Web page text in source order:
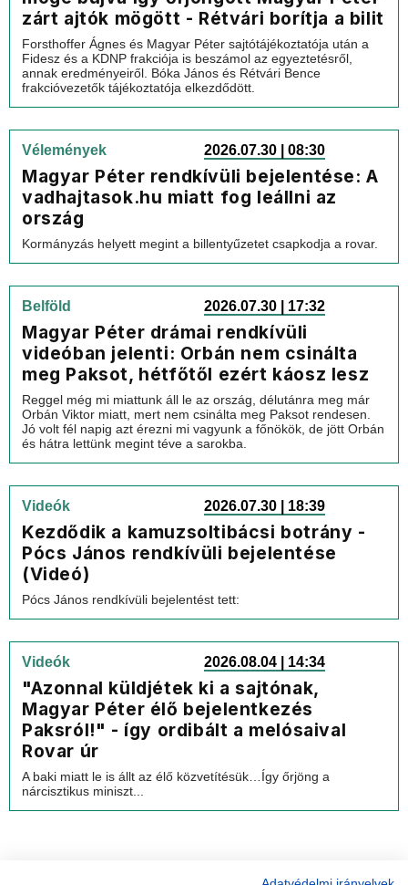
zárt ajtók mögött - Rétvári borítja a bilit
Forsthoffer Ágnes és Magyar Péter sajtótájékoztatója után a
Fidesz és a KDNP frakciója is beszámol az egyeztetésről,
annak eredményeiről. Bóka János és Rétvári Bence
frakcióvezetők tájékoztatója elkezdődött.
Vélemények 2026.07.30 | 08:30
Magyar Péter rendkívüli bejelentése: A
vadhajtasok.hu miatt fog leállni az
ország
Kormányzás helyett megint a billentyűzetet csapkodja a rovar.
Belföld 2026.07.30 | 17:32
Magyar Péter drámai rendkívüli
videóban jelenti: Orbán nem csinálta
meg Paksot, hétfőtől ezért káosz lesz
Reggel még mi miattunk áll le az ország, délutánra meg már
Orbán Viktor miatt, mert nem csinálta meg Paksot rendesen.
Jó volt fél napig azt érezni mi vagyunk a főnökök, de jött Orbán
és hátra lettünk megint téve a sarokba.
Videók 2026.07.30 | 18:39
Kezdődik a kamuzsoltibácsi botrány -
Pócs János rendkívüli bejelentése
(Videó)
Pócs János rendkívüli bejelentést tett:
Videók 2026.08.04 | 14:34
"Azonnal küldjétek ki a sajtónak,
Magyar Péter élő bejelentkezés
Paksról!" - így ordibált a melósaival
Rovar úr
A baki miatt le is állt az élő közvetítésük…Így őrjöng a
nárcisztikus miniszt...